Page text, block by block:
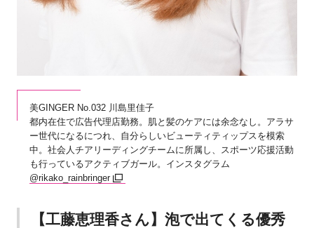
美GINGER No.032 川島里佳子
都内在住で広告代理店勤務。肌と髪のケアには余念なし。アラサ
ー世代になるにつれ、自分らしいビューティティップスを模索
中。社会人チアリーディングチームに所属し、スポーツ応援活動
も行っているアクティブガール。インスタグラム
@rikako_rainbringer
【工藤恵理香さん】泡で出てくる優秀